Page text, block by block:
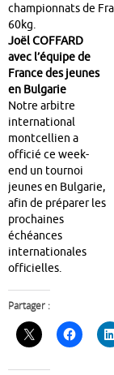
championnats de
60kg.
Joël COFFARD
avec l’équipe de
France des jeunes
en Bulgarie
Notre arbitre
international
montcellien a
officié ce week-
end un tournoi
jeunes en Bulgarie,
afin de préparer les
prochaines
échéances
internationales
officielles.
Partager :